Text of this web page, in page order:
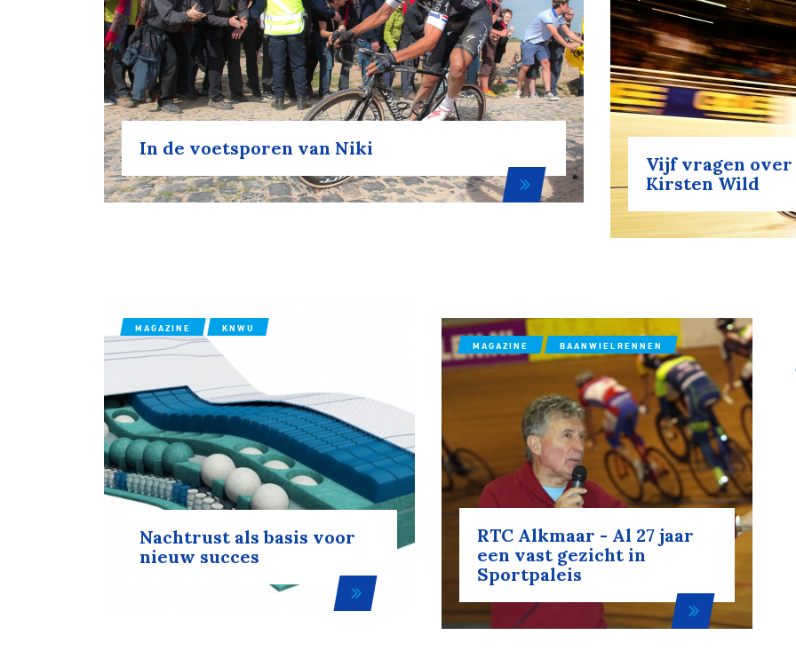
In de voetsporen van Niki
Vijf vragen
Kirsten Wild
MAGAZINE KNWU
Nachtrust als basis voor
nieuw succes
MAGAZINE BAANWIELRENNEN
RTC Alkmaar - Al 27 jaar
een vast gezicht in
Sportpaleis
Baanwielrennen
Veldrijden